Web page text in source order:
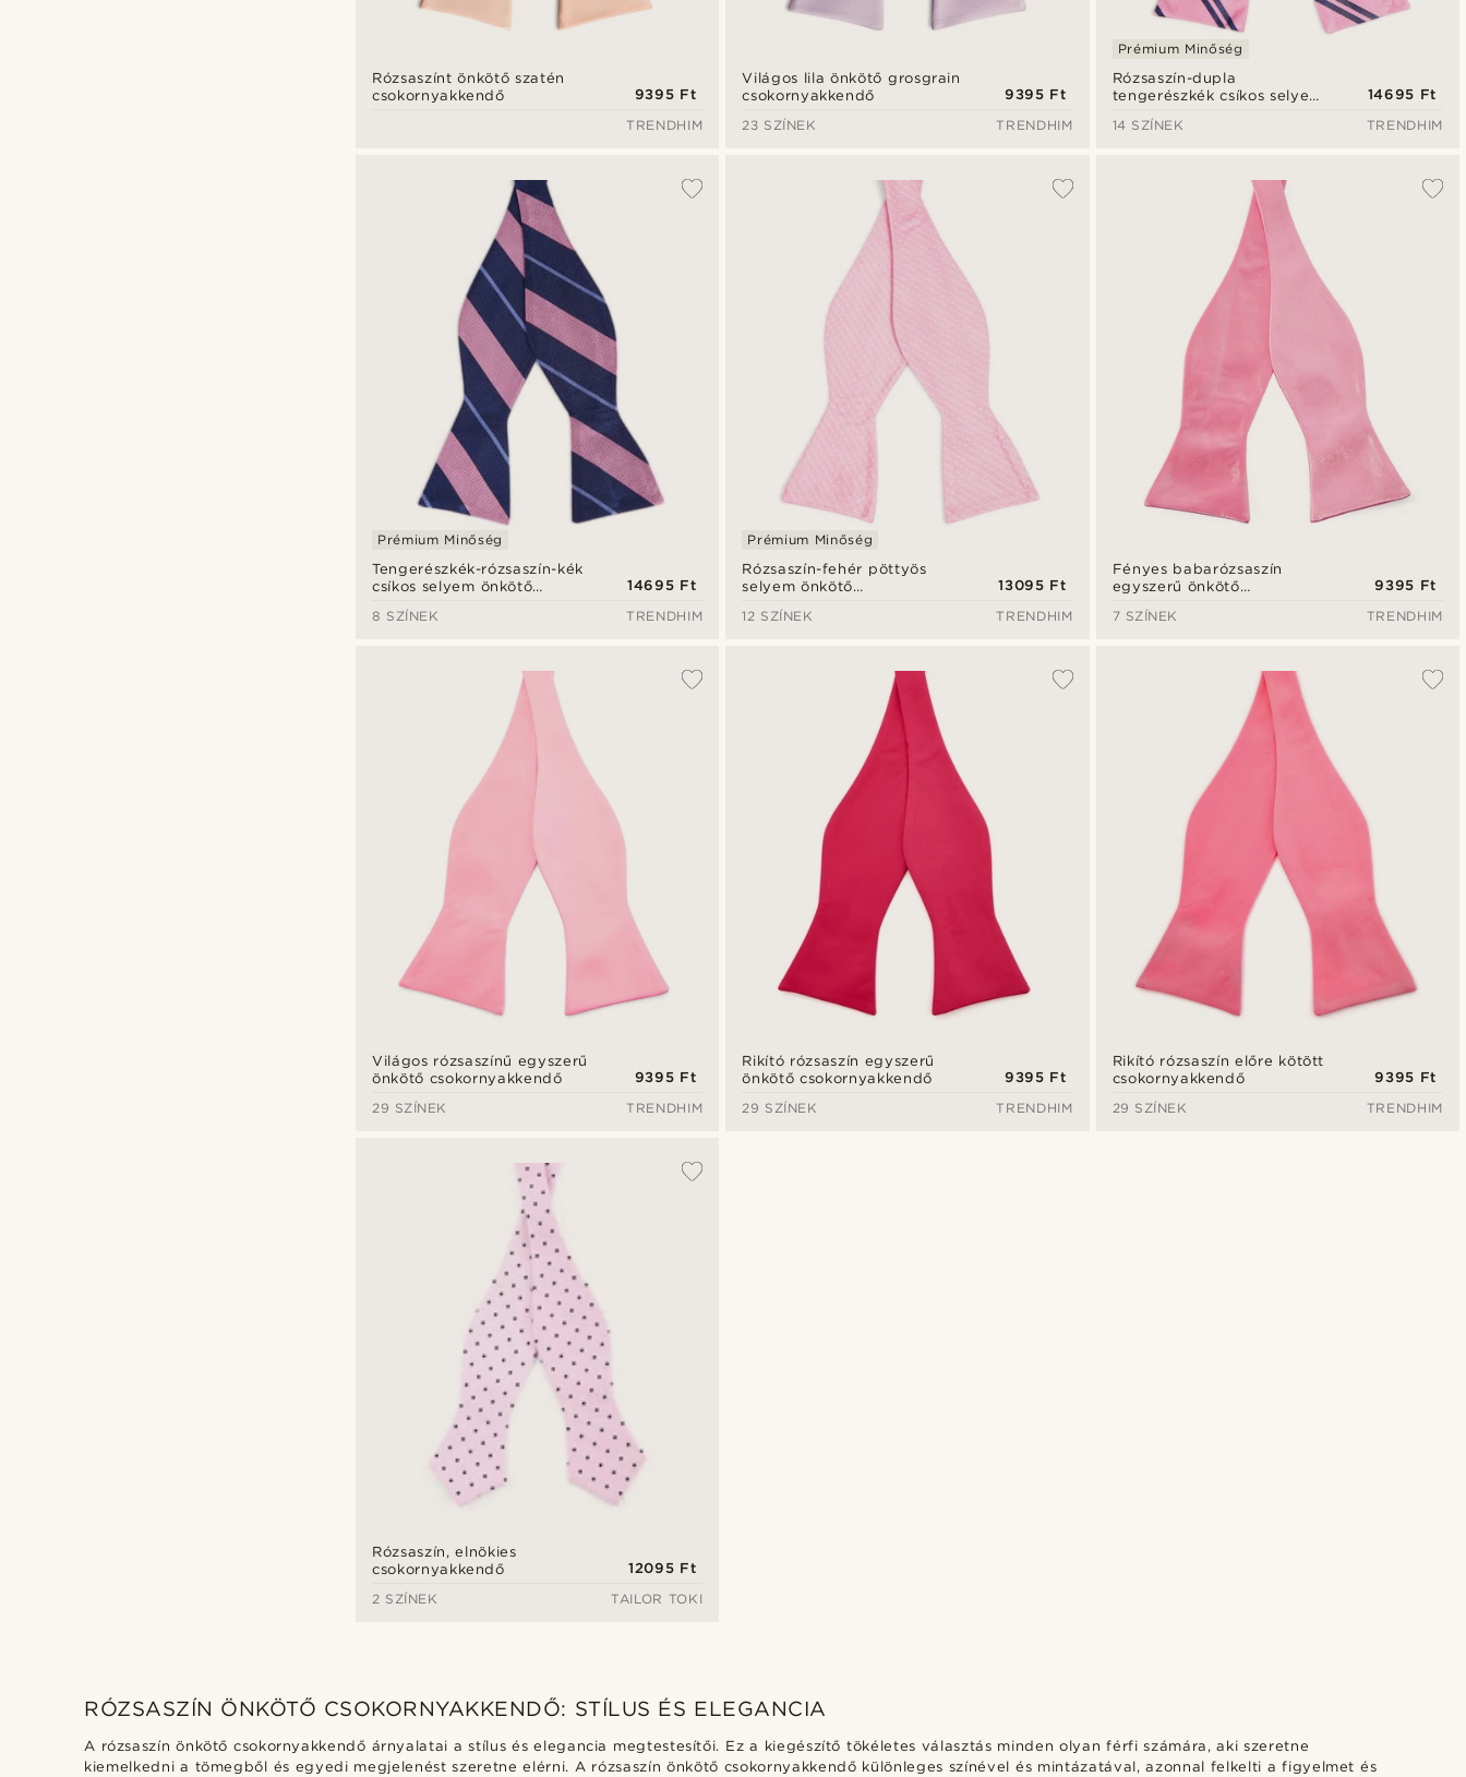
Rózsaszínt önkötő szatén
csokornyakkendő
9395 Ft
TRENDHIM
Világos lila önkötő grosgrain
csokornyakkendő
9395 Ft
23 SZÍNEK
TRENDHIM
Rózsaszín-dupla
tengerészkék csíkos selyem
Prémium Minőség
14695 Ft
14 SZÍNEK
TRENDHIM
Tengerészkék-rózsaszín-kék
csíkos selyem önkötő
Prémium Minőség
14695 Ft
8 SZÍNEK
TRENDHIM
Rózsaszín-fehér pöttyös
selyem önkötő
Prémium Minőség
13095 Ft
12 SZÍNEK
TRENDHIM
Fényes babarózsaszín
egyszerű önkötő
9395 Ft
7 SZÍNEK
TRENDHIM
Világos rózsaszínű egyszerű
önkötő csokornyakkendő
9395 Ft
29 SZÍNEK
TRENDHIM
Rikító rózsaszín egyszerű
önkötő csokornyakkendő
9395 Ft
29 SZÍNEK
TRENDHIM
Rikító rózsaszín előre kötött
csokornyakkendő
9395 Ft
29 SZÍNEK
TRENDHIM
Rózsaszín, elnökies
csokornyakkendő
12095 Ft
2 SZÍNEK
TAILOR TOKI
RÓZSASZÍN ÖNKÖTŐ CSOKORNYAKKENDŐ: STÍLUS ÉS ELEGANCIA
A rózsaszín önkötő csokornyakkendő árnyalatai a stílus és elegancia megtestesítői. Ez a kiegészítő tökéletes választás minden olyan férfi számára, aki szeretne
kiemelkedni a tömegből és egyedi megjelenést szeretne elérni. A rózsaszín önkötő csokornyakkendő különleges színével és mintázatával, azonnal felkelti a figyelmet és